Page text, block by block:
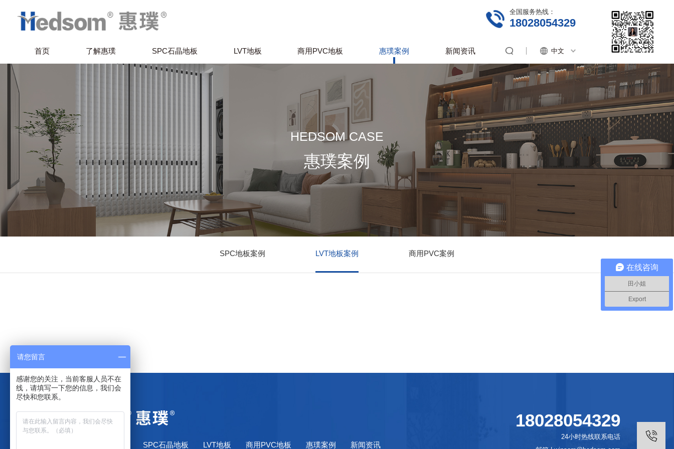
全国服务热线：
18028054329
首页 了解惠璞 SPC石晶地板 LVT地板 商用PVC地板 惠璞案例 新闻资讯 中文
HEDSOM CASE
惠璞案例
SPC地板案例 LVT地板案例 商用PVC案例
SPC石晶地板 LVT地板 商用PVC地板 惠璞案例 新闻资讯
18028054329
24小时热线联系电话
在线咨询
田小姐
Export
请您留言
感谢您的关注，当前客服人员不在
线，请填写一下您的信息，我们会
尽快和您联系。